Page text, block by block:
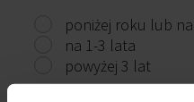
Przeczytaj
poniżej roku lub
na 1-3 lata
powyżej 3 lat